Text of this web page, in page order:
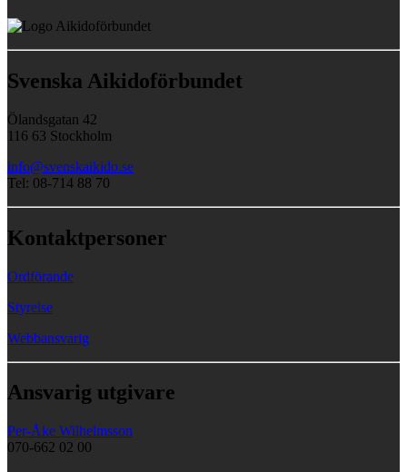
Svenska Aikidoförbundet
Ölandsgatan 42
116 63 Stockholm
info@svenskaikido.se
Tel: 08-714 88 70
Kontaktpersoner
Ordförande
Styrelse
Webbansvarig
Ansvarig utgivare
Per-Åke Wilhelmsson
070-662 02 00